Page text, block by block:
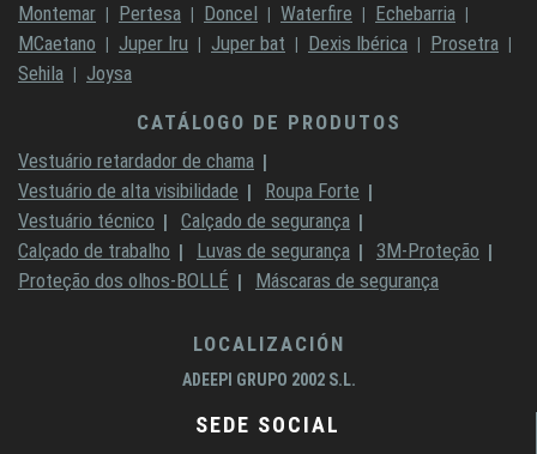
Montemar
Pertesa Doncel Waterfire
Echebarria
MCaetano
Juper Iru Juper bat Dexis Ibérica
Prosetra
Sehila
Joysa
CATÁLOGO DE PRODUTOS
Vestuário retardador de chama
Vestuário de alta visibilidade
Roupa Forte
Vestuário técnico
Calçado de segurança
Calçado de trabalho
Luvas de segurança
3M-Proteção
Proteção dos olhos-BOLLÉ
Máscaras de segurança
LOCALIZACIÓN
ADEEPI GRUPO 2002 S.L.
SEDE SOCIAL